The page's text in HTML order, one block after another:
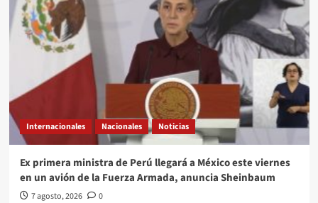
Internacionales Nacionales Noticias
Ex primera ministra de Perú llegará a México este viernes
en un avión de la Fuerza Armada, anuncia Sheinbaum
7 agosto, 2026 0